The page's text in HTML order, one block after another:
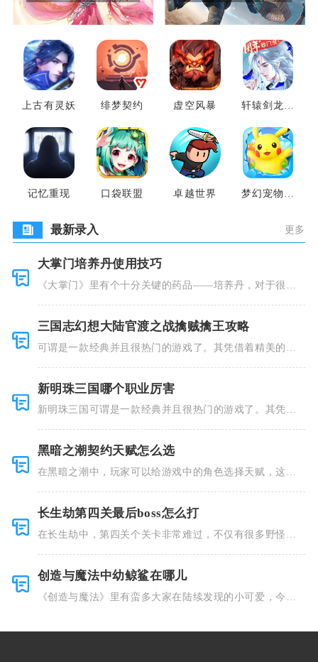
上古有灵妖 绯梦契约 虚空风暴
轩辕剑龙舞
记忆重现 口袋联盟 卓越世界
梦幻宠物联
最新录入 更多
大掌门培养丹使用技巧
《大掌门》里有个十分关键的药品——培养丹，对于很多
三国志幻想大陆官渡之战擒贼擒王攻略
可谓是一款经典并且很热门的游戏了。其凭借着精美的画
新明珠三国哪个职业厉害
新明珠三国可谓是一款经典并且很热门的游戏了。其凭借
黑暗之潮契约天赋怎么选
在黑暗之潮中，玩家可以给游戏中的角色选择天赋，这些
长生劫第四关最后boss怎么打
在长生劫中，第四关个关卡非常难过，不仅有很多野怪，
创造与魔法中幼鲸鲨在哪儿
《创造与魔法》里有蛮多大家在陆续发现的小可爱，今天